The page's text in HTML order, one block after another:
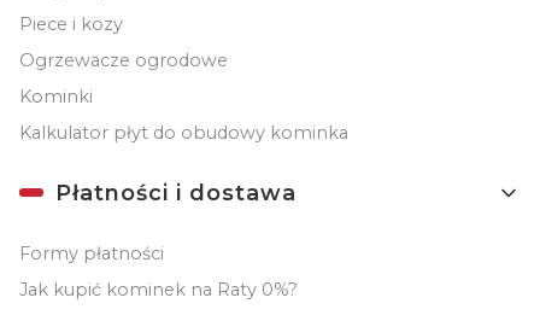
Piece i kozy
Ogrzewacze ogrodowe
Kominki
Kalkulator płyt do obudowy kominka
Płatności i dostawa
Formy płatności
Jak kupić kominek na Raty 0%?